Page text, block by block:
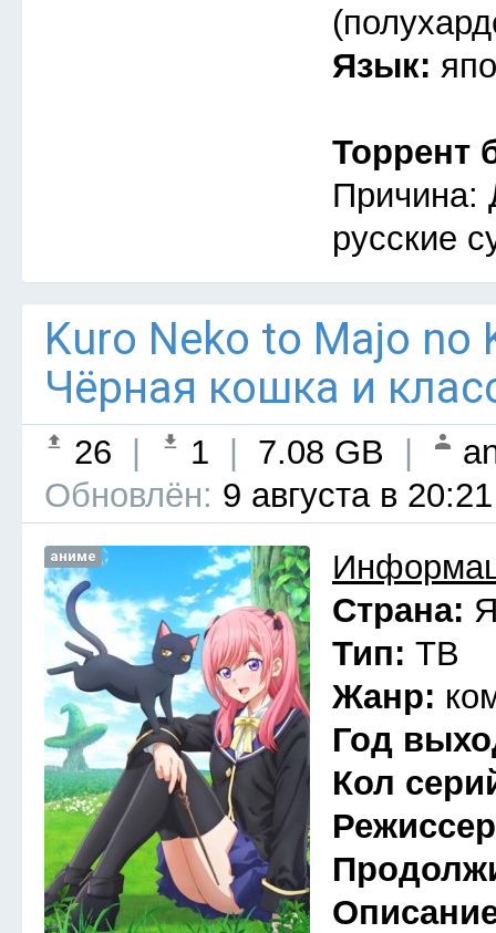
Язык:
Торрент
Причина:
русские
Kuro Neko to Majo no
Чёрная кошка и
26 1 7.08 GB
Обновлён: 9 августа в 20:21
аниме
Страна:
Тип: ТВ
Жанр:
Год
Кол